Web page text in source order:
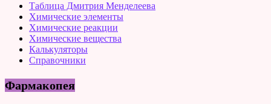
Таблица Дмитрия Менделеева
Химические элементы
Химические реакции
Химические вещества
Калькуляторы
Справочники
Фармакопея